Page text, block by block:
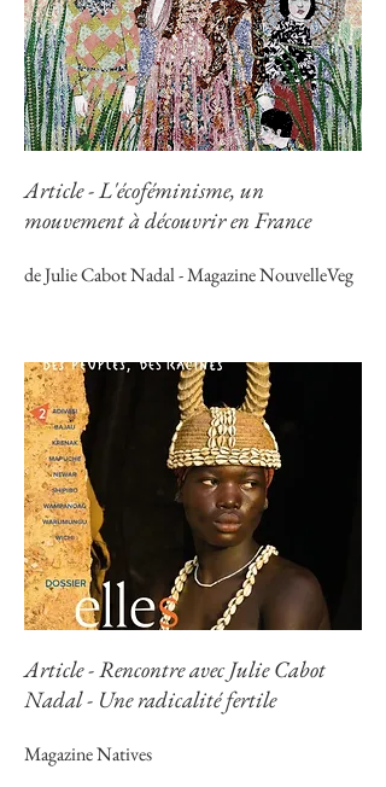
Article - L'écoféminisme, un
mouvement à découvrir en France
de Julie Cabot Nadal - Magazine NouvelleVeg
Article - Rencontre avec Julie Cabot
Nadal - Une radicalité fertile
Magazine Natives